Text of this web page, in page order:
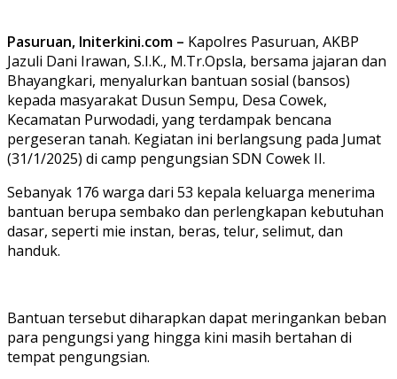
Pasuruan, Initerkini.com – Kapolres Pasuruan, AKBP
Jazuli Dani Irawan, S.I.K., M.Tr.Opsla, bersama jajaran dan
Bhayangkari, menyalurkan bantuan sosial (bansos)
kepada masyarakat Dusun Sempu, Desa Cowek,
Kecamatan Purwodadi, yang terdampak bencana
pergeseran tanah. Kegiatan ini berlangsung pada Jumat
(31/1/2025) di camp pengungsian SDN Cowek II.
Sebanyak 176 warga dari 53 kepala keluarga menerima
bantuan berupa sembako dan perlengkapan kebutuhan
dasar, seperti mie instan, beras, telur, selimut, dan
handuk.
Bantuan tersebut diharapkan dapat meringankan beban
para pengungsi yang hingga kini masih bertahan di
tempat pengungsian.